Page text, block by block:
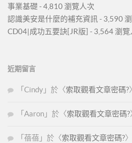
事業基礎- 4,810 瀏覽人次
認識美安是什麼的補充資訊 - 3,590
CD04|成功五要訣[JR版] - 3,564 瀏覽
近期留言
「 Cindy 」於〈索取觀看文章密碼?
「 Aaron 」於〈索取觀看文章密碼?
「 蓓蓓 」於〈索取觀看文章密碼?